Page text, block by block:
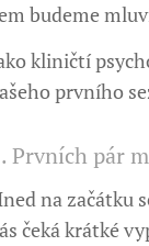
budeme
kliničtí
prvního
Prvních pár
na začátku
čeká krátké